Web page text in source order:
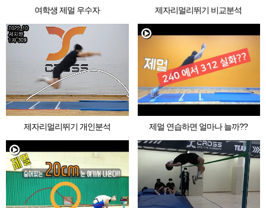
여학생 제멀 우수자 제자리멀리뛰기 비교분석
제자리멀리뛰기 개인분석 제멀 연습하면 얼마나 늘까??